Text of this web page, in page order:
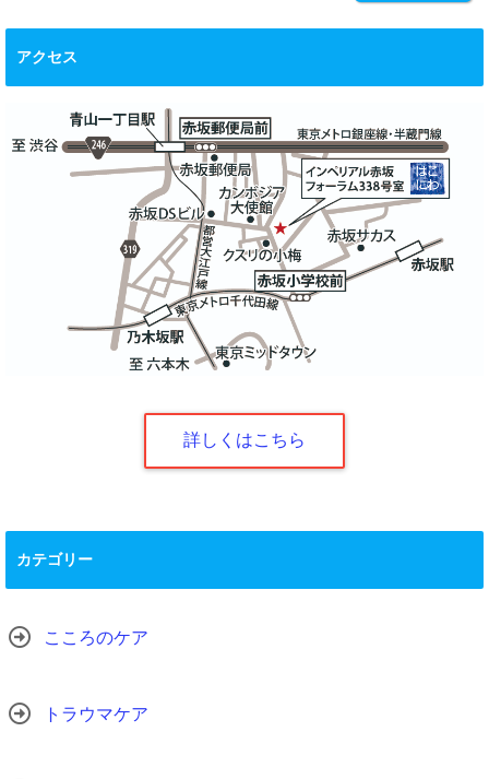
アクセス
詳しくはこちら
カテゴリー
こころのケア
トラウマケア